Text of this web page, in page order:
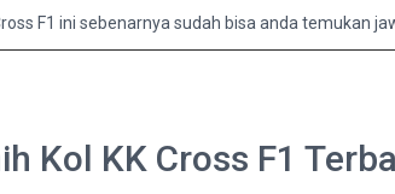
F1 ini sebenarnya sudah bisa anda temukan
Kol KK Cross F1